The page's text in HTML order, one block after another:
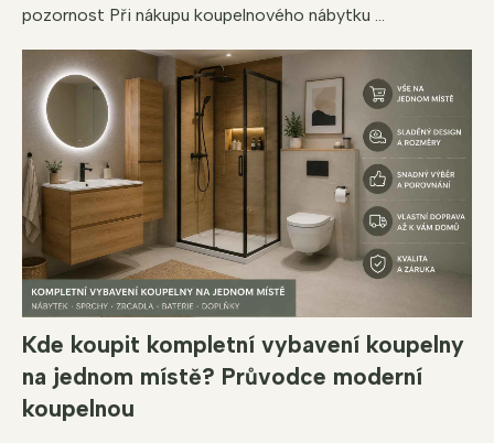
pozornost Při nákupu koupelnového nábytku ...
Kde koupit kompletní vybavení koupelny
na jednom místě? Průvodce moderní
koupelnou